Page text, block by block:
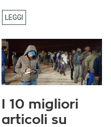
I 10 migliori
articoli su